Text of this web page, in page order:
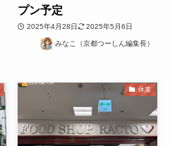
プン予定
2025年4月28日 2025年5月6日
みなこ（京都つーしん編集長）
休業